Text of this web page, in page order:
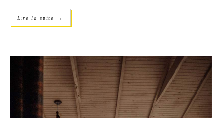
Lire la suite →